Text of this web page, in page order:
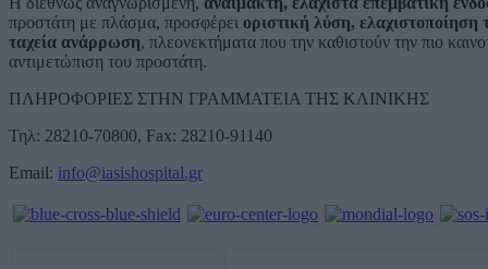
προστάτη με πλάσμα, προσφέρει οριστική λύση,
ταχεία ανάρρωση, πλεονεκτήματα που την καθιστούν την πιο
αντιμετώπιση του προστάτη.
ΠΛΗΡΟΦΟΡΙΕΣ ΣΤΗΝ ΓΡΑΜΜΑΤΕΙΑ ΤΗΣ ΚΛΙΝΙΚΗΣ
Τηλ: 28210-70800, Fax: 28210-91140
Email: info@iasishospital.gr